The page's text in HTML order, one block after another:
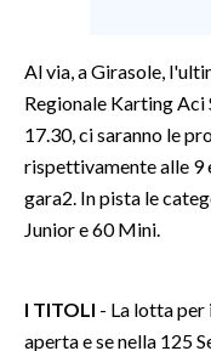
SPETTACOLI
GOSSIP
SARDI NEL MONDO
Al via, a Girasole,
Regionale Karting Aci
17.30, ci saranno le
rispettivamente alle 9
gara2. In pista le
Junior e 60 Mini.
I TITOLI - La lotta
aperta e se nella 125